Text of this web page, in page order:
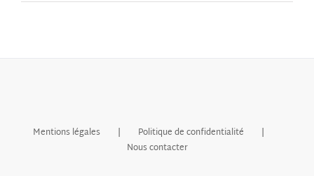
Mentions légales
Politique de confidentialité
Nous contacter